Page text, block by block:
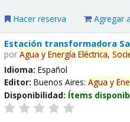
Hacer reserva Agregar
Estación transformadora
porAgua y Energía Eléctrica,
Idioma:Español
Editor:Buenos Aires:Agua y
Disponibilidad: Ítems